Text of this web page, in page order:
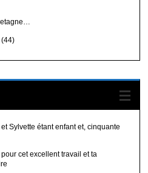
Sylvette étant enfant et, cinquante
cet excellent travail et ta